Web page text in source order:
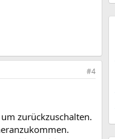
#4
zurückzuschalten.